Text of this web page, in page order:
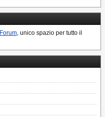
Forum, unico spazio per tutto il